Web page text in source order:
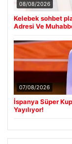
08/08/2026
Kelebek sohbet
Adresi Ve
07/08/2026
İspanya Süper
Yayılıyor!